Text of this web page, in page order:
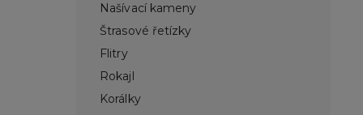
Našívací kameny
Štrasové řetízky
Flitry
Rokajl
Korálky